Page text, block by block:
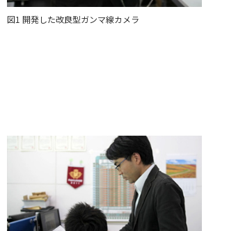
図1 開発した改良型ガンマ線カメラ